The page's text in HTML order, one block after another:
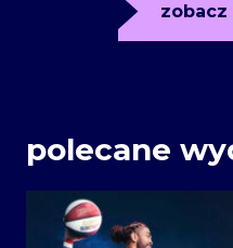
polecane